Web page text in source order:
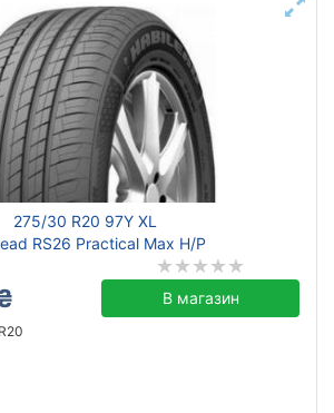
275/30 R20 97Y XL
RS26 Practical Max H/P
В магазин